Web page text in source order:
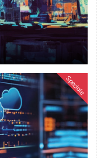
Speciale